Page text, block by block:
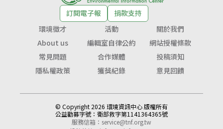
訂閱電子報
捐款支持
環境徵才
活動
關於我們
About us
編輯室自律公約
網站授權條款
常見問題
合作媒體
投稿須知
隱私權政策
獲獎紀錄 意見回饋
© Copyright 2026 環境資訊中心 版權所有
公益勸募字號： 衛部救字第1141364365號
服務信箱： service@tnf.org.tw